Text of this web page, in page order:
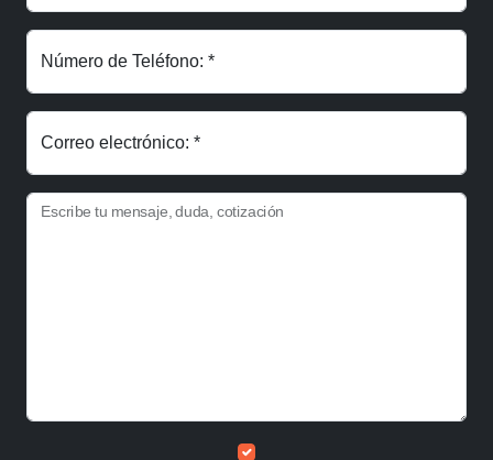
Número de Teléfono: *
Correo electrónico: *
Escribe tu mensaje, duda, cotización